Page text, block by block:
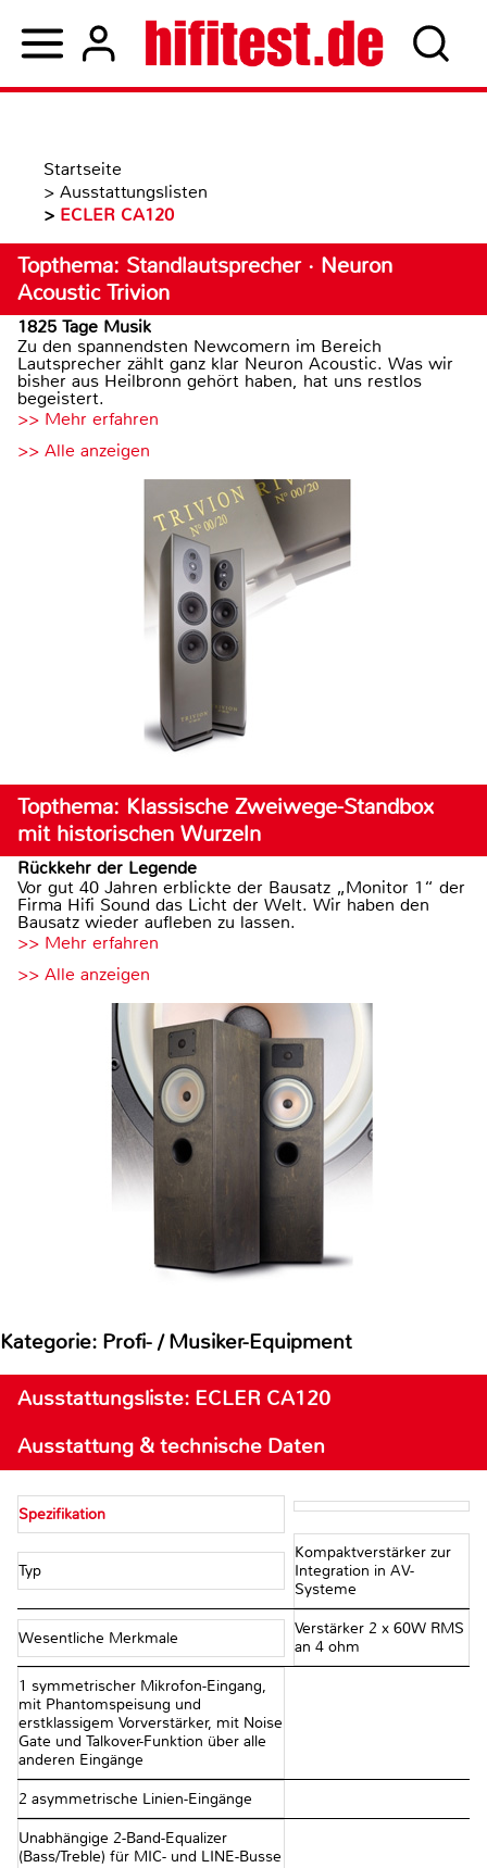
Startseite
> Ausstattungslisten
> ECLER CA120
Topthema: Standlautsprecher · Neuron
Acoustic Trivion
1825 Tage Musik
Zu den spannendsten Newcomern im Bereich
Lautsprecher zählt ganz klar Neuron Acoustic. Was wir
bisher aus Heilbronn gehört haben, hat uns restlos
begeistert.
>> Mehr erfahren
>> Alle anzeigen
Topthema: Klassische Zweiwege-Standbox
mit historischen Wurzeln
Rückkehr der Legende
Vor gut 40 Jahren erblickte der Bausatz „Monitor 1“ der
Firma Hifi Sound das Licht der Welt. Wir haben den
Bausatz wieder aufleben zu lassen.
>> Mehr erfahren
>> Alle anzeigen
Kategorie: Profi- / Musiker-Equipment
Ausstattungsliste: ECLER CA120
Ausstattung & technische Daten
Spezifikation
Typ
Kompaktverstärker zur
Integration in AV-
Systeme
Wesentliche Merkmale
Verstärker 2 x 60W RMS
an 4 ohm
1 symmetrischer Mikrofon-Eingang,
mit Phantomspeisung und
erstklassigem Vorverstärker, mit Noise
Gate und Talkover-Funktion über alle
anderen Eingänge
2 asymmetrische Linien-Eingänge
Unabhängige 2-Band-Equalizer
(Bass/Treble) für MIC- und LINE-Busse